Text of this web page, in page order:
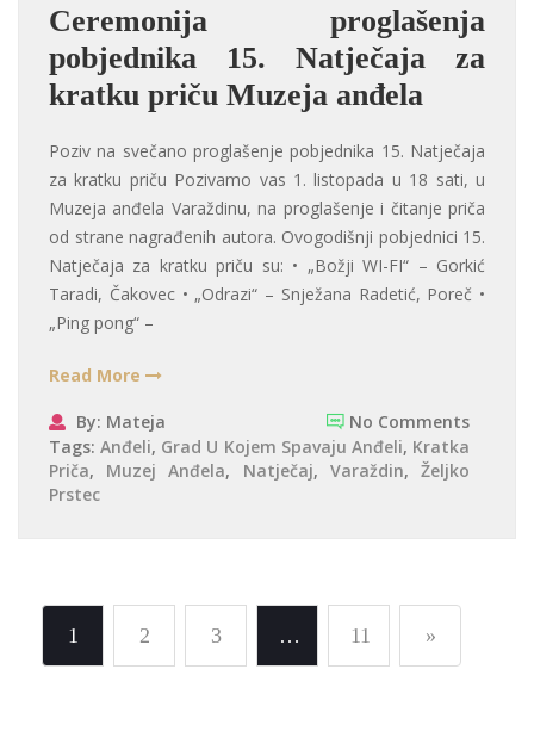
Ceremonija proglašenja
pobjednika 15. Natječaja za
kratku priču Muzeja anđela
Poziv na svečano proglašenje pobjednika 15. Natječaja
za kratku priču Pozivamo vas 1. listopada u 18 sati, u
Muzeja anđela Varaždinu, na proglašenje i čitanje priča
od strane nagrađenih autora. Ovogodišnji pobjednici 15.
Natječaja za kratku priču su: • „Božji WI-FI“ – Gorkić
Taradi, Čakovec • „Odrazi“ – Snježana Radetić, Poreč •
„Ping pong“ –
Read More
By: Mateja
No Comments
Tags:Anđeli, Grad U Kojem Spavaju Anđeli, Kratka
Priča, Muzej Anđela, Natječaj, Varaždin,Željko
Prstec
1 2 3 … 11 »